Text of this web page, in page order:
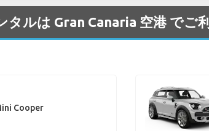
ルは Gran Canaria 空港 でご
Cooper